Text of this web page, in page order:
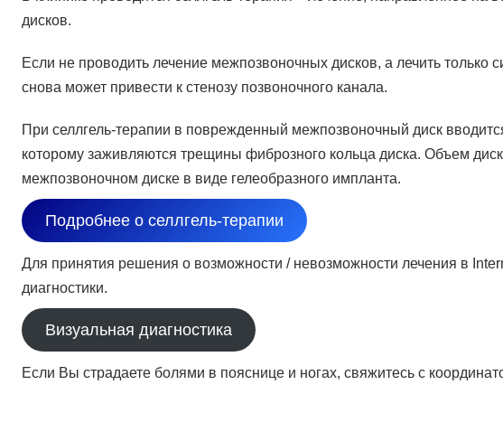
дисков.
Если не проводить лечение межпозвоночных дисков, а лечить только
снова может привести к стенозу позвоночного канала.
При селлгель-терапии в поврежденный межпозвоночный диск
которому заживляются трещины фиброзного кольца диска. Объем
межпозвоночном диске в виде гелеобразного импланта.
Подробнее о селлгель-терапии
Для принятия решения о возможности / невозможности лечения в
диагностики.
Визуальная диагностика
Если Вы страдаете болями в пояснице и ногах, свяжитесь с